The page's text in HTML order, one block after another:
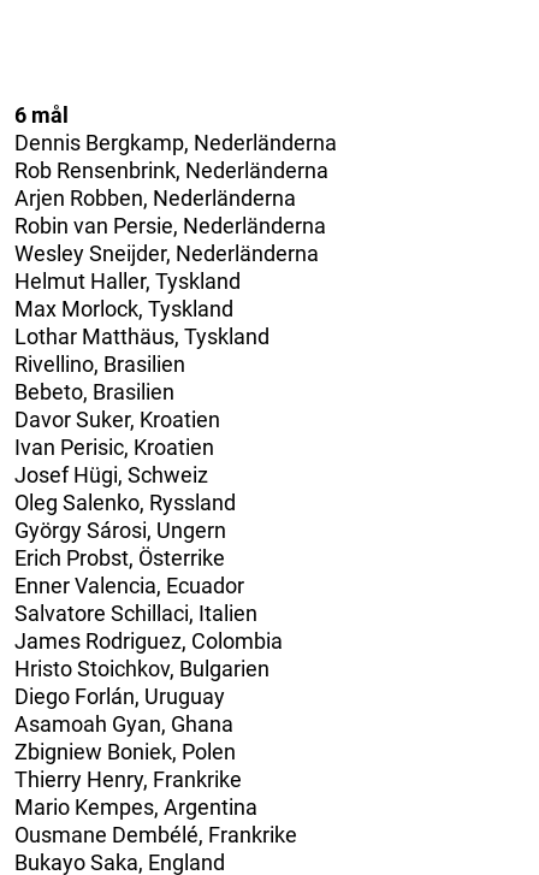
6 mål
Dennis Bergkamp, Nederländerna
Rob Rensenbrink, Nederländerna
Arjen Robben, Nederländerna
Robin van Persie, Nederländerna
Wesley Sneijder, Nederländerna
Helmut Haller, Tyskland
Max Morlock, Tyskland
Lothar Matthäus, Tyskland
Rivellino, Brasilien
Bebeto, Brasilien
Davor Suker, Kroatien
Ivan Perisic, Kroatien
Josef Hügi, Schweiz
Oleg Salenko, Ryssland
György Sárosi, Ungern
Erich Probst, Österrike
Enner Valencia, Ecuador
Salvatore Schillaci, Italien
James Rodriguez, Colombia
Hristo Stoichkov, Bulgarien
Diego Forlán, Uruguay
Asamoah Gyan, Ghana
Zbigniew Boniek, Polen
Thierry Henry, Frankrike
Mario Kempes, Argentina
Ousmane Dembélé, Frankrike
Bukayo Saka, England